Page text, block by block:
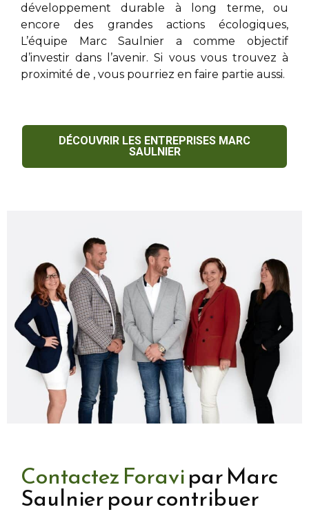
développement durable à long terme, ou
encore des grandes actions écologiques,
L’équipe Marc Saulnier a comme objectif
d’investir dans l’avenir. Si vous vous trouvez à
proximité de , vous pourriez en faire partie aussi.
DÉCOUVRIR LES ENTREPRISES MARC
SAULNIER
Contactez Foravipar Marc
Saulnier pour contribuer